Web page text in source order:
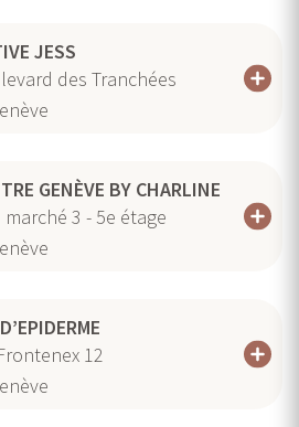
JESS
des Tranchées
GENÈVE BY CHARLINE
marché 3 - 5e étage
12